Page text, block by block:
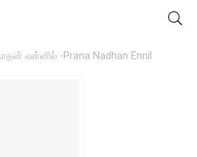
என்னில் -Prana Nadhan Ennil